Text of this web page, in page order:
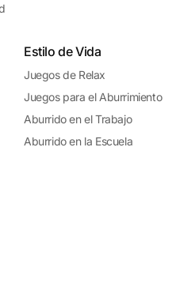
Estilo de Vida
Juegos de Relax
Juegos para el Aburrimiento
Aburrido en el Trabajo
Aburrido en la Escuela